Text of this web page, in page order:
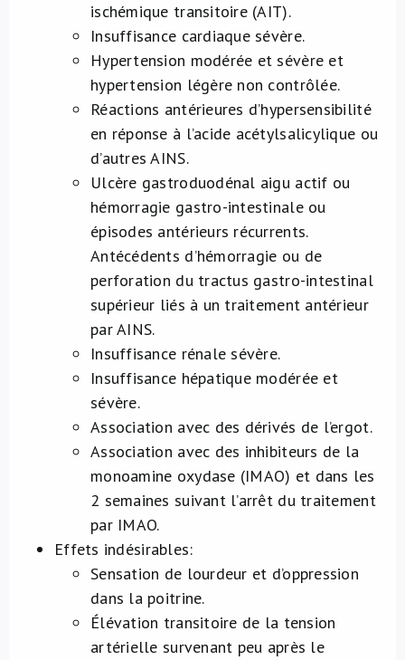
ischémique transitoire (AIT).
Insuffisance cardiaque sévère.
Hypertension modérée et sévère et
hypertension légère non contrôlée.
Réactions antérieures d’hypersensibilité
en réponse à l’acide acétylsalicylique ou
d’autres AINS.
Ulcère gastroduodénal aigu actif ou
hémorragie gastro-intestinale ou
épisodes antérieurs récurrents.
Antécédents d’hémorragie ou de
perforation du tractus gastro-intestinal
supérieur liés à un traitement antérieur
par AINS.
Insuffisance rénale sévère.
Insuffisance hépatique modérée et
sévère.
Association avec des dérivés de l’ergot.
Association avec des inhibiteurs de la
monoamine oxydase (IMAO) et dans les
2 semaines suivant l’arrêt du traitement
par IMAO.
Effets indésirables:
Sensation de lourdeur et d’oppression
dans la poitrine.
Élévation transitoire de la tension
artérielle survenant peu après le